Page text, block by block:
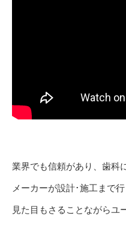
業界でも信頼があり、歯科
メーカーが設計･施工まで行
見た目もさることながらユ